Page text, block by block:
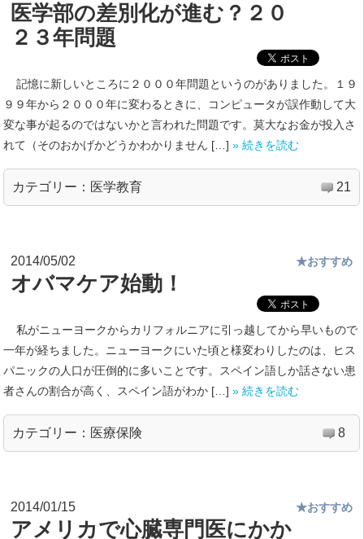
医学部の差別化が進む？２０
２３年問題
記憶に新しいところに２０００年問題というのがありました。１９
９９年から２０００年に変わるときに、コンピュータが誤作動して大
変な事が起るのではないかと言われた問題です。莫大なお金が投入さ
れて（そのおかげかどうかわかりません […] » 続きを読む
カテゴリー： 医学教育 21
2014/05/02
オバマケア始動！
★おすすめ
私がニューヨークからカリフォルニアに引っ越してから早いもので
一年が経ちました。ニューヨークにいた頃と様変わりしたのは、ヒス
パニックの人口が圧倒的に多いことです。スペイン語しか話さない患
者さんの割合が高く、スペイン語がわか […] » 続きを読む
カテゴリー： 医療保険 8
2014/01/15
アメリカで心臓専門医にかか
★おすすめ